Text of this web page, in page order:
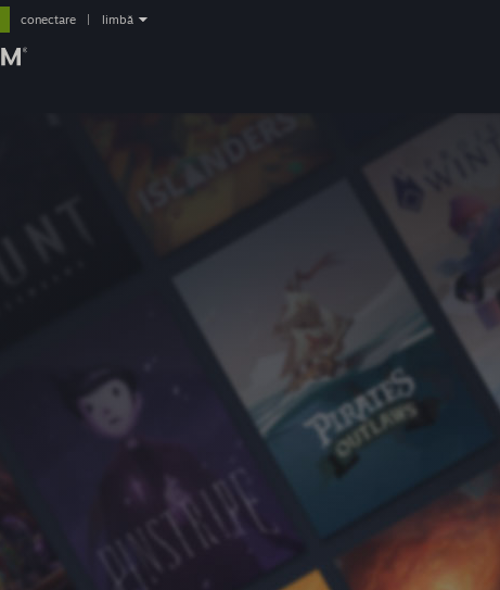
conectare limbă